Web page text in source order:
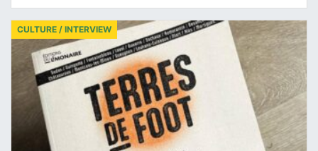
CULTURE / INTERVIEW